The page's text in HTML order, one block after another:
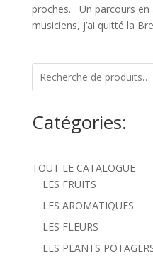
proches. Un parcours en
musiciens, j’ai quitté la
Catégories:
TOUT LE CATALOGUE
LES FRUITS
LES AROMATIQUES
LES FLEURS
LES PLANTS